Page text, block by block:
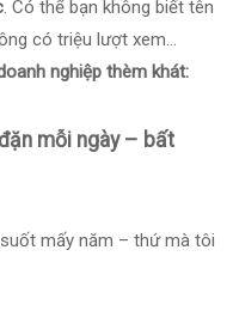
. Có thể bạn không biết tên
có triệu lượt xem…
nghiệp thèm khát:
mỗi ngày – bất
mấy năm – thứ mà tôi